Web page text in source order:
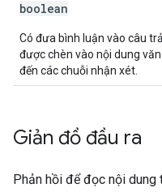
boolean
Có đưa bình luận vào câu
được chèn vào nội dung
đến các chuỗi nhận xét.
Giản đồ đầu ra
Phản hồi để đọc nội dung